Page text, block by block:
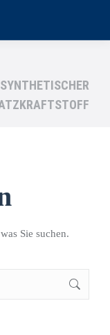
hier:
SYNTHETISCHER
Sie suchen.